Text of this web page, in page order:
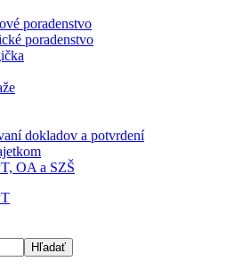
poradenstvo
poradenstvo
dokladov a potvrdení
OA a SZŠ
Hľadať